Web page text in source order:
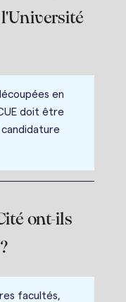
en
doit être
ont-ils
facultés,